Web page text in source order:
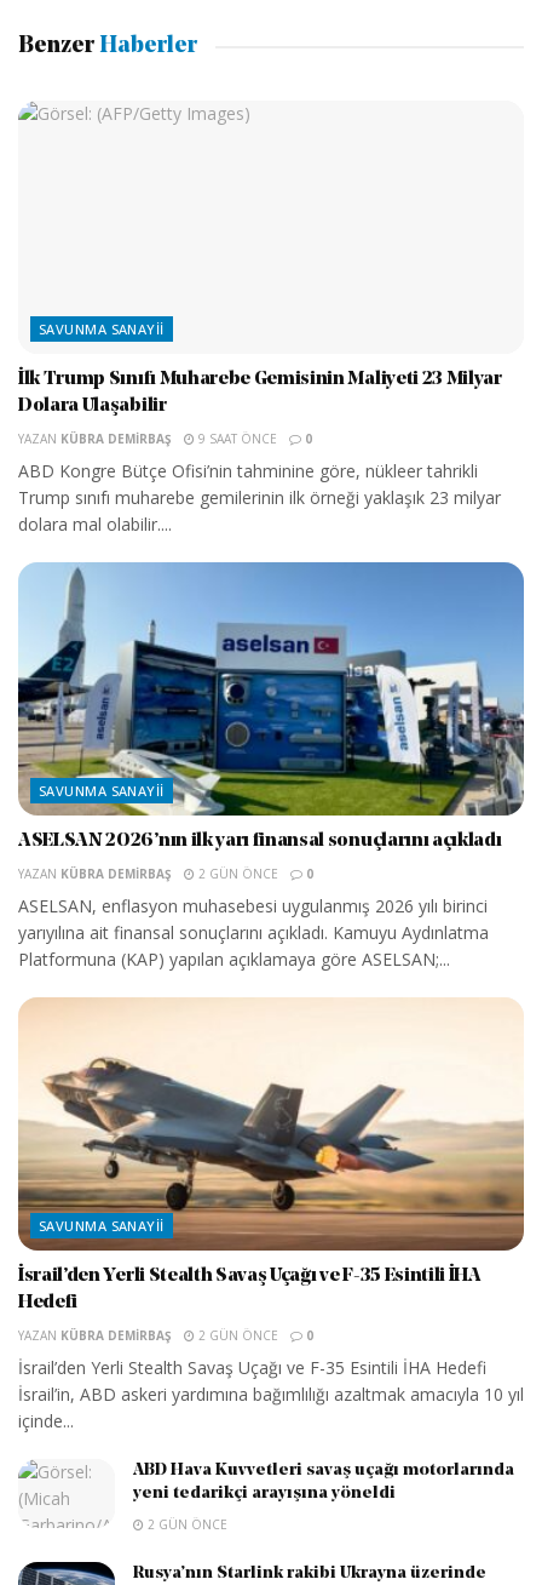
Benzer Haberler
SAVUNMA SANAYII
İlk Trump Sınıfı Muharebe Gemisinin Maliyeti 23 Milyar
Dolara Ulaşabilir
YAZAN KÜBRA DEMIRBAŞ 9 SAAT ÖNCE 0
ABD Kongre Bütçe Ofisi’nin tahminine göre, nükleer tahrikli
Trump sınıfı muharebe gemilerinin ilk örneği yaklaşık 23 milyar
dolara mal olabilir....
SAVUNMA SANAYII
ASELSAN 2026’nın ilk yarı finansal sonuçlarını açıkladı
YAZAN KÜBRA DEMIRBAŞ 2 GÜN ÖNCE 0
ASELSAN, enflasyon muhasebesi uygulanmış 2026 yılı birinci
yarıyılına ait finansal sonuçlarını açıkladı. Kamuyu Aydınlatma
Platformuna (KAP) yapılan açıklamaya göre ASELSAN;...
SAVUNMA SANAYII
İsrail’den Yerli Stealth Savaş Uçağı ve F-35 Esintili İHA
Hedefi
YAZAN KÜBRA DEMIRBAŞ 2 GÜN ÖNCE 0
İsrail’den Yerli Stealth Savaş Uçağı ve F-35 Esintili İHA Hedefi
İsrail’in, ABD askeri yardımına bağımlılığı azaltmak amacıyla 10 yıl
içinde...
ABD Hava Kuvvetleri savaş uçağı motorlarında
yeni tedarikçi arayışına yöneldi
2 GÜN ÖNCE
Rusya’nın Starlink rakibi Ukrayna üzerinde